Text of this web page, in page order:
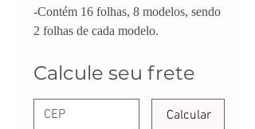
-Contém 16 folhas, 8 modelos, sendo
2 folhas de cada modelo.
Calcule seu frete
Calcular